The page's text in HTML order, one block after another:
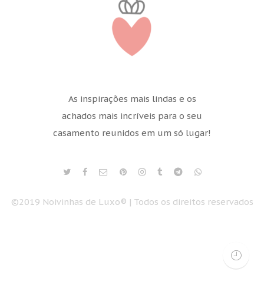
As inspirações mais lindas e os
achados mais incríveis para o seu
casamento reunidos em um só lugar!
©2019 Noivinhas de Luxo® | Todos os direitos reservados